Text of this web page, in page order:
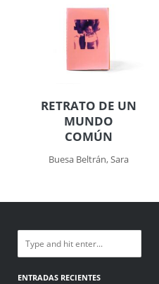
RETRATO DE UN
MUNDO
COMÚN
Buesa Beltrán, Sara
ENTRADAS RECIENTES